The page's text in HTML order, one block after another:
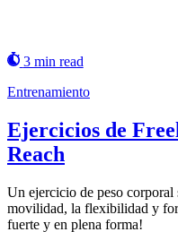
3 min read
Entrenamiento
Ejercicios de
Reach
Un ejercicio de peso corporal
movilidad, la flexibilidad y
fuerte y en plena forma!